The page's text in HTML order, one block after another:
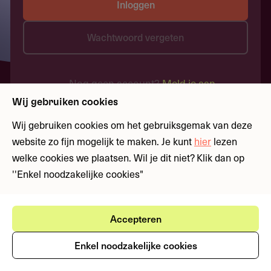
Inloggen
Wachtwoord vergeten
Nog geen account?Meld je aan
Wij gebruiken cookies
Wij gebruiken cookies om het gebruiksgemak van deze
website zo fijn mogelijk te maken. Je kunt hier lezen
welke cookies we plaatsen. Wil je dit niet? Klik dan op
''Enkel noodzakelijke cookies"
Accepteren
Enkel noodzakelijke cookies